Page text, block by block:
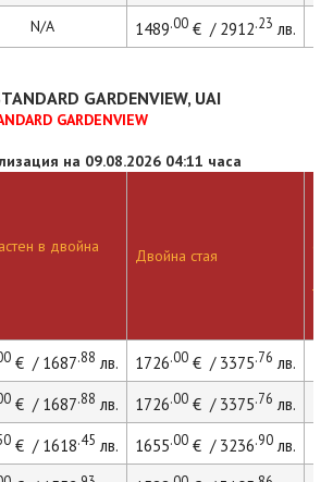
N/A 1489.00€ / 2912.23 лв.
GARDENVIEW, UAI
GARDENVIEW
на 09.08.2026 04:11 часа
в двойна
Двойна стая
€ / 1687.88 лв. 1726.00€ / 3375.76 лв.
€ / 1687.88 лв. 1726.00€ / 3375.76 лв.
€ / 1618.45 лв. 1655.00€ / 3236.90лв.